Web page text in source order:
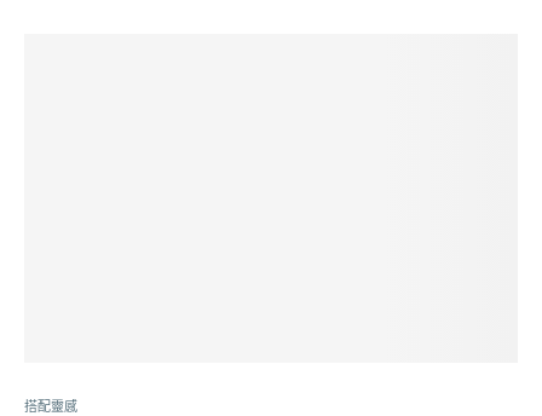
搭配靈感